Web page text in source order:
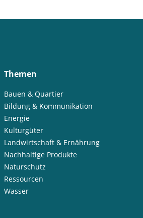
Themen
Bauen & Quartier
Bildung & Kommunikation
Energie
Kulturgüter
Landwirtschaft & Ernährung
Nachhaltige Produkte
Naturschutz
Ressourcen
Wasser